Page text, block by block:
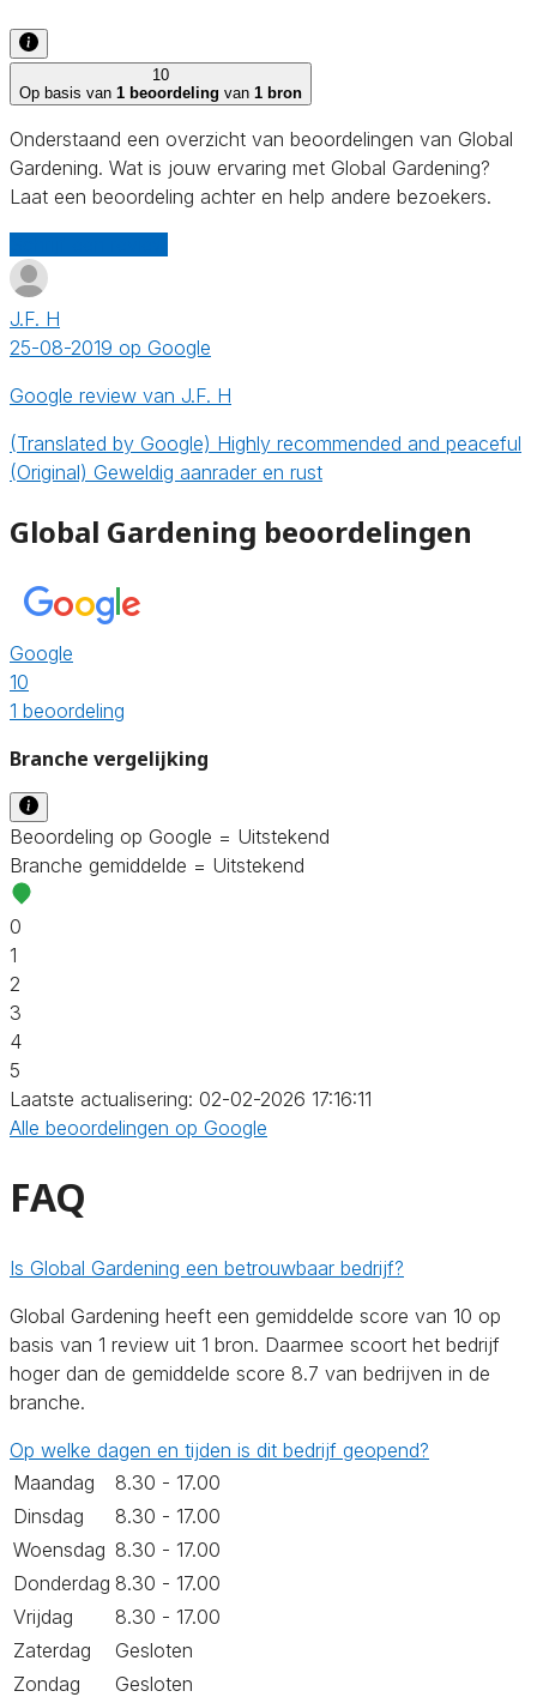
10
Op basis van 1 beoordeling van 1 bron
Onderstaand een overzicht van beoordelingen van Global
Gardening. Wat is jouw ervaring met Global Gardening?
Laat een beoordeling achter en help andere bezoekers.
J.F. H
25-08-2019 op Google
Google review van J.F. H
(Translated by Google) Highly recommended and peaceful
(Original) Geweldig aanrader en rust
Global Gardening beoordelingen
Google
10
1 beoordeling
Branche vergelijking
Beoordeling op Google = Uitstekend
Branche gemiddelde = Uitstekend
0
1
2
3
4
5
Laatste actualisering: 02-02-2026 17:16:11
Alle beoordelingen op Google
FAQ
Is Global Gardening een betrouwbaar bedrijf?
Global Gardening heeft een gemiddelde score van 10 op
basis van 1 review uit 1 bron. Daarmee scoort het bedrijf
hoger dan de gemiddelde score 8.7 van bedrijven in de
branche.
Op welke dagen en tijden is dit bedrijf geopend?
Maandag
8.30 - 17.00
Dinsdag
8.30 - 17.00
Woensdag 8.30 - 17.00
Donderdag 8.30 - 17.00
Vrijdag
8.30 - 17.00
Zaterdag
Gesloten
Zondag
Gesloten